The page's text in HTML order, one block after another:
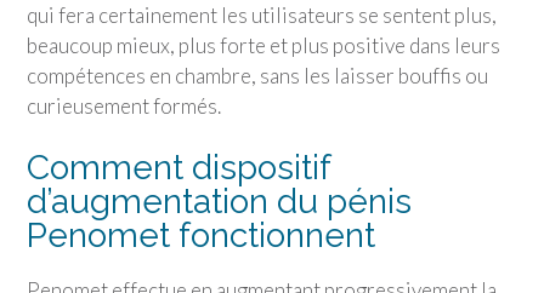
qui fera certainement les utilisateurs se sentent plus,
beaucoup mieux, plus forte et plus positive dans leurs
compétences en chambre, sans les laisser bouffis ou
curieusement formés.
Comment dispositif
d’augmentation du pénis
Penomet fonctionnent